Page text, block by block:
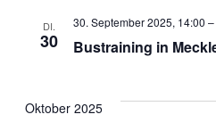
DI.
30 Bustraining in
30. September 2025, 14:00 –
Oktober 2025